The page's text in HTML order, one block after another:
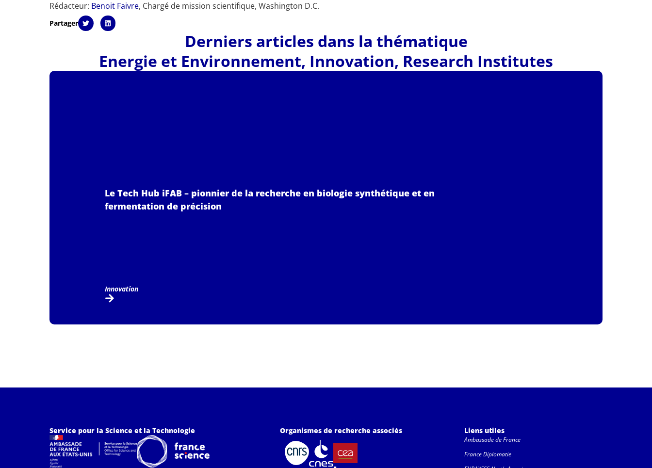
Rédacteur: Benoit Faivre, Chargé de mission scientifique, Washington D.C.
Partager
Derniers articles dans la thématique
Energie et Environnement, Innovation, Research Institutes
Le Tech Hub iFAB – pionnier de la recherche en biologie synthétique et en
fermentation de précision
Innovation
Service pour la Science et la Technologie Organismes de recherche associés Liens utiles
Ambassade de France
France Diplomatie